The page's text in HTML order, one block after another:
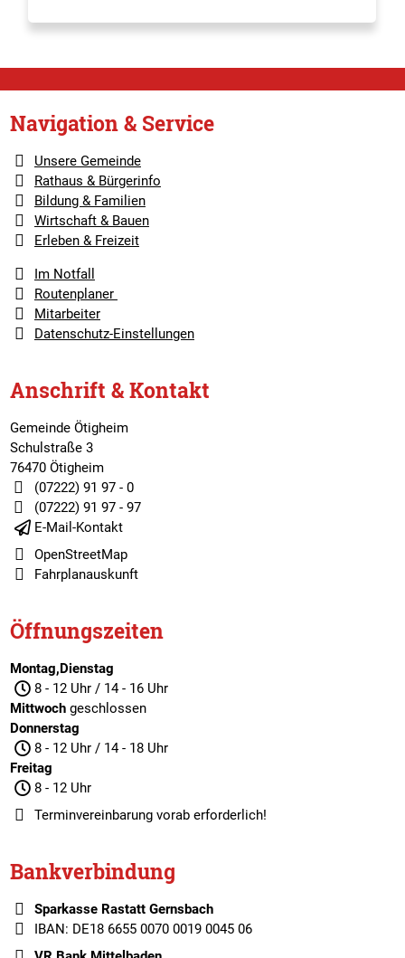
Navigation & Service
Unsere Gemeinde
Rathaus & Bürgerinfo
Bildung & Familien
Wirtschaft & Bauen
Erleben & Freizeit
Im Notfall
Routenplaner
Mitarbeiter
Datenschutz-Einstellungen
Anschrift & Kontakt
Gemeinde Ötigheim
Schulstraße 3
76470 Ötigheim
(07222) 91 97 - 0
(07222) 91 97 - 97
E-Mail-Kontakt
OpenStreetMap
Fahrplanauskunft
Öffnungszeiten
Montag,Dienstag
8 - 12 Uhr / 14 - 16 Uhr
Mittwochgeschlossen
Donnerstag
8 - 12 Uhr / 14 - 18 Uhr
Freitag
8 - 12 Uhr
Terminvereinbarungvorab erforderlich!
Bankverbindung
Sparkasse Rastatt Gernsbach
IBAN: DE18 6655 0070 0019 0045 06